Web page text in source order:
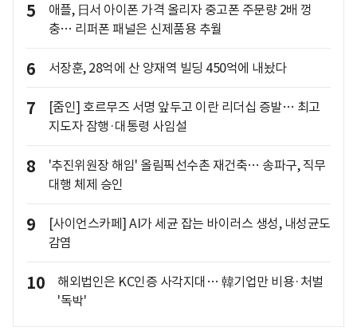
5
애플, 日서 아이폰 가격 올리자 중고폰 주문량 2배 껑
충… 리퍼폰 패널은 신제품용 추월
6 서장훈, 28억에 산 양재역 빌딩 450억에 내놨다
7
[줌인] 호르무즈 서명 앞두고 이란 리더십 증발… 최고
지도자 잠행·대통령 사임설
8
'추진위원장 해임' 올림픽선수촌 재건축… 송파구, 직무
대행 체제 승인
9
[사이언스카페] AI가 세균 잡는 바이러스 생성, 내성균도
감염
10
해외법인은 KC인증 사각지대… 韓기업만 비용·처벌
'독박'